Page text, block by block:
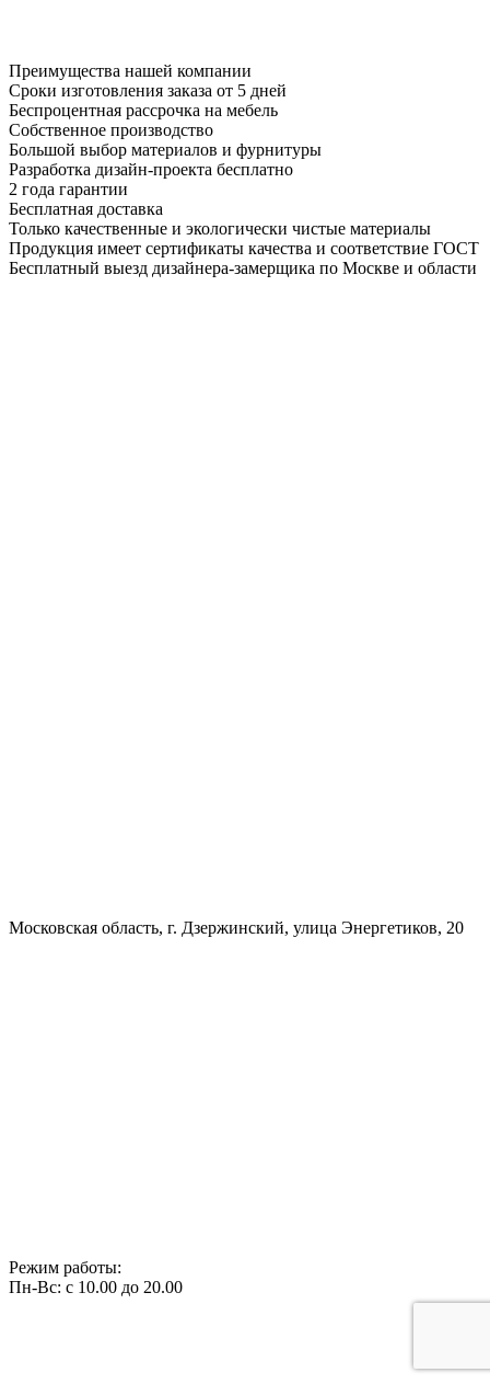
Преимущества нашей компании
Сроки изготовления заказа от 5 дней
Беспроцентная рассрочка на мебель
Собственное производство
Большой выбор материалов и фурнитуры
Разработка дизайн-проекта бесплатно
2 года гарантии
Бесплатная доставка
Только качественные и экологически чистые материалы
Продукция имеет сертификаты качества и соответствие ГОСТ
Бесплатный выезд дизайнера-замерщика по Москве и области
Московская область, г. Дзержинский, улица Энергетиков, 20
Режим работы:
Пн-Вс: с 10.00 до 20.00